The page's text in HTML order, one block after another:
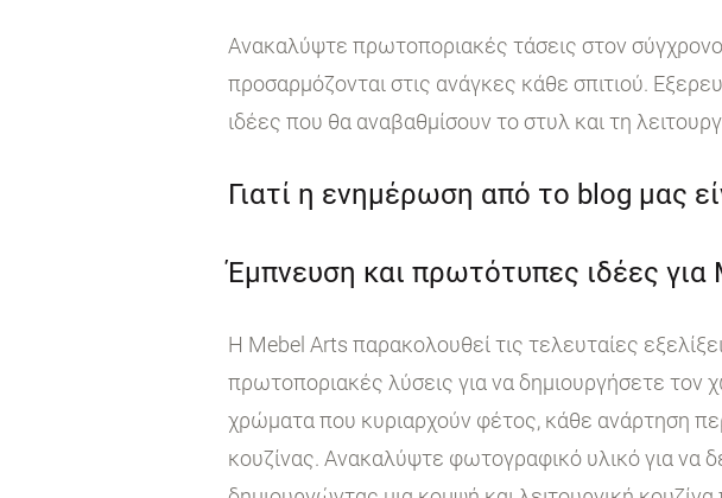
Ανακαλύψτε πρωτοποριακές τάσεις στον
προσαρμόζονται στις ανάγκες κάθε σπιτιού.
ιδέες που θα αναβαθμίσουν το στυλ και τη
Γιατί η ενημέρωση από το blog μας
Έμπνευση και πρωτότυπες ιδέες για
Η Mebel Arts παρακολουθεί τις τελευταίες
πρωτοποριακές λύσεις για να δημιουργήσετε τον
χρώματα που κυριαρχούν φέτος, κάθε ανάρτηση
κουζίνας. Ανακαλύψτε φωτογραφικό υλικό για να